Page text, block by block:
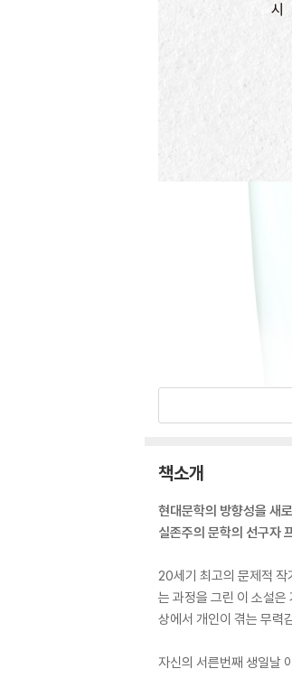
책소개
현대문학의 방향성을 새
실존주의 문학의 선구자
20세기 최고의 문제적 작
는 과정을 그린 이 소설은
상에서 개인이 겪는 무력
자신의 서른번째 생일날